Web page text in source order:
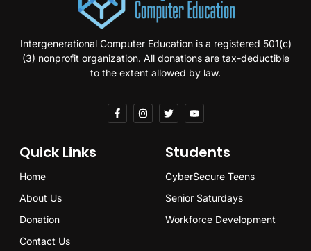
Intergenerational Computer Education is a registered 501(c)
(3) nonprofit organization. All donations are tax-deductible
to the extent allowed by law.
Quick Links
Home
About Us
Donation
Contact Us
Students
CyberSecure Teens
Senior Saturdays
Workforce Development